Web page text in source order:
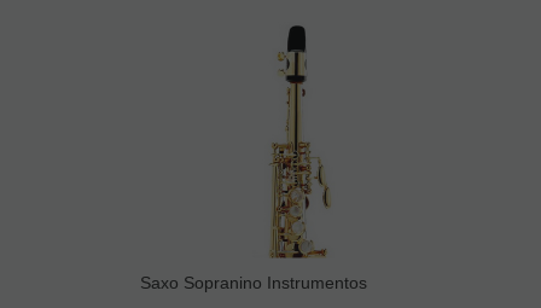
Saxo Sopranino Instrumentos